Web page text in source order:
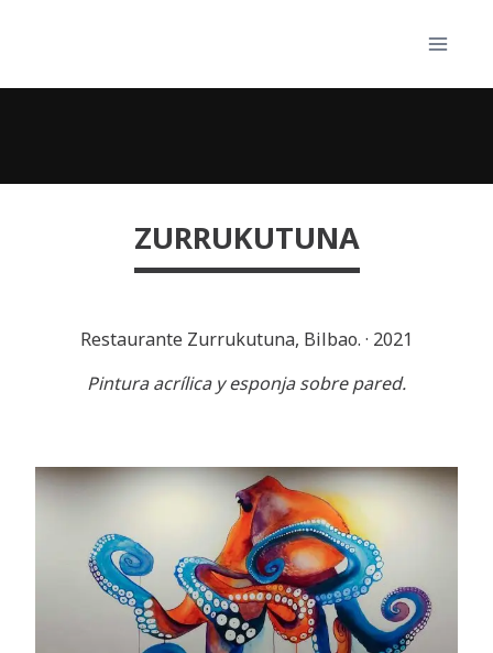
ZURRUKUTUNA
Restaurante Zurrukutuna, Bilbao. · 2021
Pintura acrílica y esponja sobre pared.